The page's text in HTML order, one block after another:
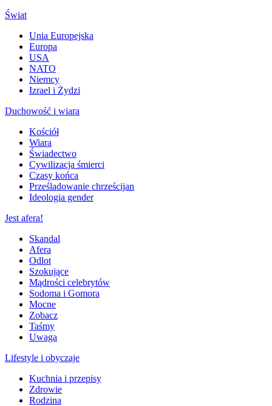
Świat
Unia Europejska
Europa
USA
NATO
Niemcy
Izrael i Żydzi
Duchowość i wiara
Kościół
Wiara
Świadectwo
Cywilizacja śmierci
Czasy końca
Prześladowanie chrześcijan
Ideologia gender
Jest afera!
Skandal
Afera
Odlot
Szokujące
Mądrości celebrytów
Sodoma i Gomora
Mocne
Zobacz
Taśmy
Uwaga
Lifestyle i obyczaje
Kuchnia i przepisy
Zdrowie
Rodzina